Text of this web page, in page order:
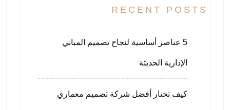
RECENT POSTS
5 عناصر أساسية لنجاح تصميم المباني
الإدارية الحديثة
كيف تختار أفضل شركة تصميم معماري